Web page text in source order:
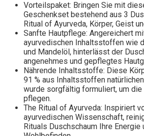
Vorteilspaket: Bringen Sie mit
Geschenkset bestehend aus 3
Ritual of Ayurveda, Körper, Geist
Sanfte Hautpflege: Angereichert
ayurvedischen Inhaltsstoffen wie
und Mandelöl, hinterlässt der
angenehmes und gepflegtes
Nährende Inhaltsstoffe: Diese
91 % aus Inhaltsstoffen
wurde sorgfältig formuliert, um die
pflegen.
The Ritual of Ayurveda: Inspiriert
ayurvedischen Wissenschaft,
Rituals Duschschaum Ihre